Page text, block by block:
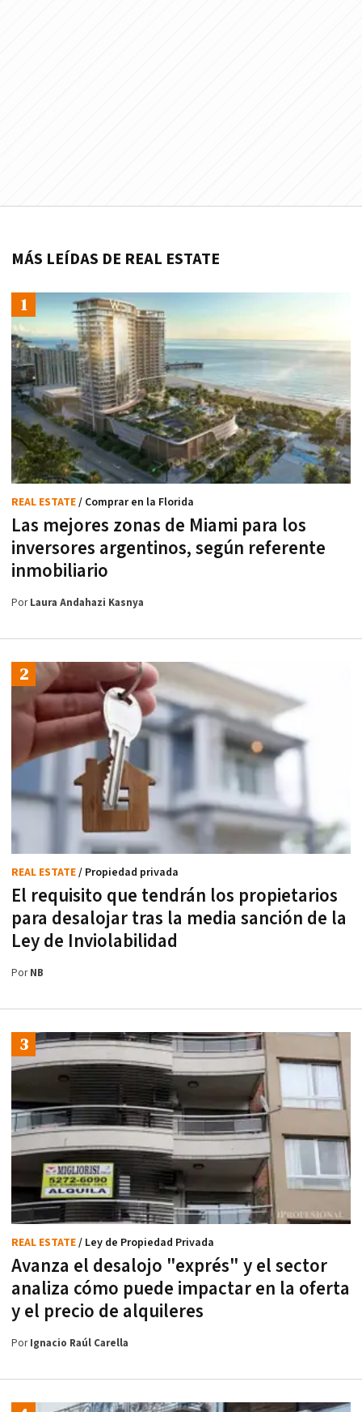
MÁS LEÍDAS DE REAL ESTATE
Las mejores zonas de Miami para los
inversores argentinos, según referente
inmobiliario
REAL ESTATE/ Comprar en la Florida
PorLaura Andahazi Kasnya
El requisito que tendrán los propietarios
para desalojar tras la media sanción de la
Ley de Inviolabilidad
REAL ESTATE/ Propiedad privada
PorNB
Avanza el desalojo "exprés" y el sector
analiza cómo puede impactar en la oferta
y el precio de alquileres
REAL ESTATE/ Ley de Propiedad Privada
PorIgnacio Raúl Carella